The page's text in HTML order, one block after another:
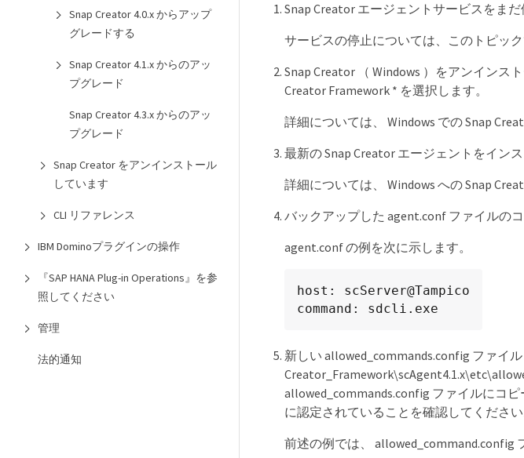
Snap Creator 4.0.x からアップ
グレードする
Snap Creator 4.1.x からのアッ
プグレード
Snap Creator 4.3.x からのアッ
プグレード
Snap Creator をアンインストール
しています
CLI リファレンス
IBM Dominoプラグインの操作
『SAP HANA Plug-in Operations』を参
照してください
管理
法的通知
Snap Creator エージェントサービスをま
サービスの停止については、このトピッ
Snap Creator （ Windows ）をアンインス
Creator Framework * を選択します。
詳細については、 Windows での Snap
最新の Snap Creator エージェントをインス
詳細については、 Windows への Snap
バックアップした agent.conf ファイルの
agent.conf の例を次に示します。
host: scServer@Tampico
command: sdcli.exe
新しい allowed_commands.config ファイ
allowed_commands.config ファイルにコ
に認定されていることを確認してください
前述の例では、 allowed_command.config